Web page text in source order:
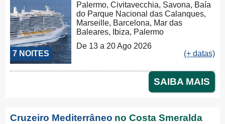
7 NOITES
Palermo, Civitavecchia, Savona, Baía
do Parque Nacional das Calanques,
Marseille, Barcelona, Mar das
Baleares, Ibiza, Palermo
De 13 a 20 Ago 2026
(+ datas)
SAIBA MAIS
Cruzeiro Mediterrâneo no Costa Smeralda